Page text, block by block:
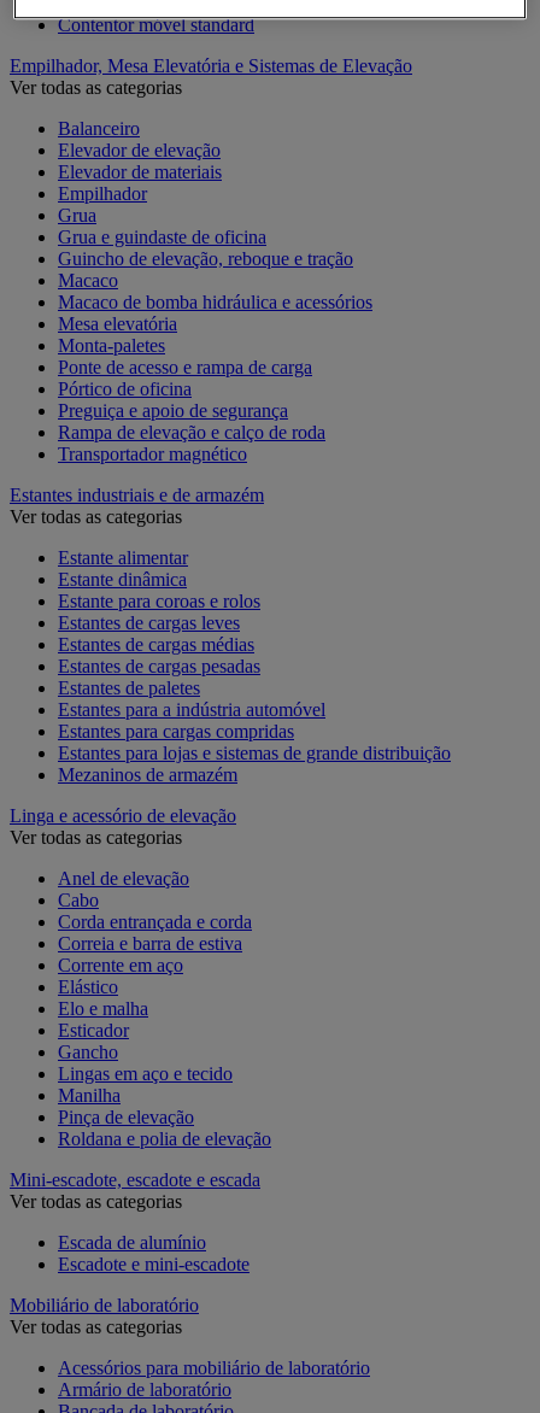
Contentor móvel standard
Empilhador, Mesa Elevatória e Sistemas de Elevação
Ver todas as categorias
Balanceiro
Elevador de elevação
Elevador de materiais
Empilhador
Grua
Grua e guindaste de oficina
Guincho de elevação, reboque e tração
Macaco
Macaco de bomba hidráulica e acessórios
Mesa elevatória
Monta-paletes
Ponte de acesso e rampa de carga
Pórtico de oficina
Preguiça e apoio de segurança
Rampa de elevação e calço de roda
Transportador magnético
Estantes industriais e de armazém
Ver todas as categorias
Estante alimentar
Estante dinâmica
Estante para coroas e rolos
Estantes de cargas leves
Estantes de cargas médias
Estantes de cargas pesadas
Estantes de paletes
Estantes para a indústria automóvel
Estantes para cargas compridas
Estantes para lojas e sistemas de grande distribuição
Mezaninos de armazém
Linga e acessório de elevação
Ver todas as categorias
Anel de elevação
Cabo
Corda entrançada e corda
Correia e barra de estiva
Corrente em aço
Elástico
Elo e malha
Esticador
Gancho
Lingas em aço e tecido
Manilha
Pinça de elevação
Roldana e polia de elevação
Mini-escadote, escadote e escada
Ver todas as categorias
Escada de alumínio
Escadote e mini-escadote
Mobiliário de laboratório
Ver todas as categorias
Acessórios para mobiliário de laboratório
Armário de laboratório